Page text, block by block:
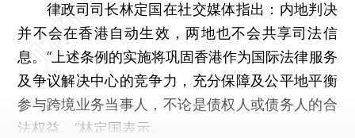
律政司司长林定国在社交媒体指出：内地判决
并不会在香港自动生效，两地也不会共享司法信
息。“上述条例的实施将巩固香港作为国际法律服务
及争议解决中心的竞争力，充分保障及公平地平衡
参与跨境业务当事人，不论是债权人或债务人的合
法权益。”林定国表示。